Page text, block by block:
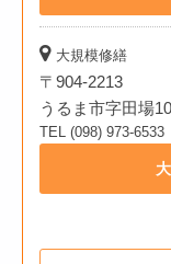
大規模修繕
〒904-2213
うるま市字田場
TEL (098) 973-6533